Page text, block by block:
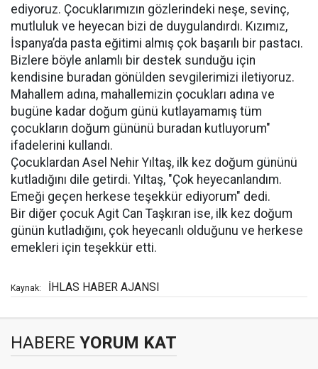
ediyoruz. Çocuklarımızın gözlerindeki neşe, sevinç,
mutluluk ve heyecan bizi de duygulandırdı. Kızımız,
İspanya’da pasta eğitimi almış çok başarılı bir pastacı.
Bizlere böyle anlamlı bir destek sunduğu için
kendisine buradan gönülden sevgilerimizi iletiyoruz.
Mahallem adına, mahallemizin çocukları adına ve
bugüne kadar doğum günü kutlayamamış tüm
çocukların doğum gününü buradan kutluyorum"
ifadelerini kullandı.
Çocuklardan Asel Nehir Yıltaş, ilk kez doğum gününü
kutladığını dile getirdi. Yıltaş, "Çok heyecanlandım.
Emeği geçen herkese teşekkür ediyorum" dedi.
Bir diğer çocuk Agit Can Taşkıran ise, ilk kez doğum
günün kutladığını, çok heyecanlı olduğunu ve herkese
emekleri için teşekkür etti.
Kaynak: İHLAS HABER AJANSI
HABERE YORUM KAT